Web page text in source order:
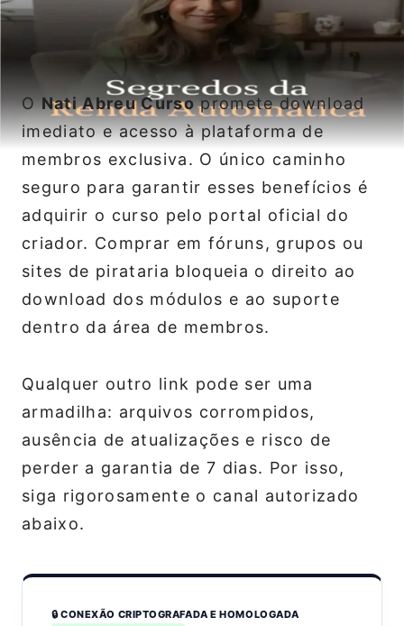
ONati Abreu Cursopromete download
imediato e acesso à plataforma de
membros exclusiva. O único caminho
seguro para garantir esses benefícios é
adquirir o curso pelo portal oficial do
criador. Comprar em fóruns, grupos ou
sites de pirataria bloqueia o direito ao
download dos módulos e ao suporte
dentro da área de membros.
Qualquer outro link pode ser uma
armadilha: arquivos corrompidos,
ausência de atualizações e risco de
perder a garantia de 7 dias. Por isso,
siga rigorosamente o canal autorizado
abaixo.
🔒 CONEXÃO CRIPTOGRAFADA E HOMOLOGADA